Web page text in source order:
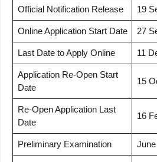
Official Notification Release 19
Online Application Start Date 27
Last Date to Apply Online 11
Application Re-Open Start
Date
15
Re-Open Application Last
Date
16
Preliminary Examination